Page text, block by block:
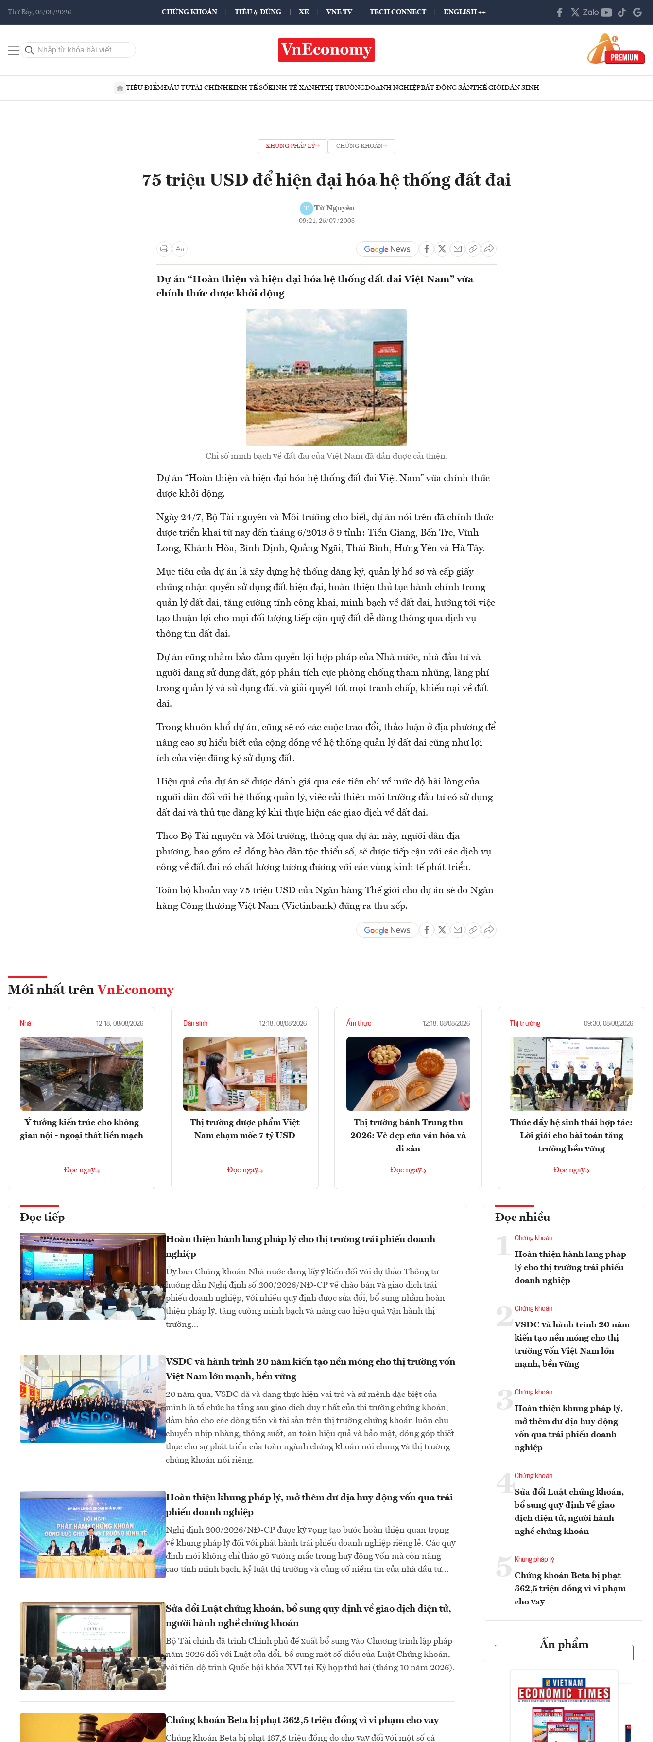
Thứ Bảy, 08/08/2026 CHỨNG KHOÁN TIÊU & DÙNG XE VNE TV TECH CONNECT ENGLISH ++
TIÊU ĐIỂMĐẦU TƯTÀI CHÍNHKINH TẾ SỐKINH TẾ XANHTHỊ TRƯỜNGDOANH NGHIỆPBẤT ĐỘNG SẢNTHẾ GIỚIDÂN SINH
KHUNG PHÁP LÝ CHỨNG KHOÁN
75 triệu USD để hiện đại hóa hệ thống đất đai
T Từ Nguyên
09:21, 25/07/2008
Dự án “Hoàn thiện và hiện đại hóa hệ thống đất đai Việt Nam” vừa
chính thức được khởi động
Chỉ số minh bạch về đất đai của Việt Nam đã dần được cải thiện.
Dự án “Hoàn thiện và hiện đại hóa hệ thống đất đai Việt Nam” vừa chính thức
được khởi động.
Ngày 24/7, Bộ Tài nguyên và Môi trường cho biết, dự án nói trên đã chính thức
được triển khai từ nay đến tháng 6/2013 ở 9 tỉnh: Tiền Giang, Bến Tre, Vĩnh
Long, Khánh Hòa, Bình Định, Quảng Ngãi, Thái Bình, Hưng Yên và Hà Tây.
Mục tiêu của dự án là xây dựng hệ thống đăng ký, quản lý hồ sơ và cấp giấy
chứng nhận quyền sử dụng đất hiện đại, hoàn thiện thủ tục hành chính trong
quản lý đất đai, tăng cường tính công khai, minh bạch về đất đai, hướng tới việc
tạo thuận lợi cho mọi đối tượng tiếp cận quỹ đất dễ dàng thông qua dịch vụ
thông tin đất đai.
Dự án cũng nhằm bảo đảm quyền lợi hợp pháp của Nhà nước, nhà đầu tư và
người đang sử dụng đất, góp phần tích cực phòng chống tham nhũng, lãng phí
trong quản lý và sử dụng đất và giải quyết tốt mọi tranh chấp, khiếu nại về đất
đai.
Trong khuôn khổ dự án, cũng sẽ có các cuộc trao đổi, thảo luận ở địa phương để
nâng cao sự hiểu biết của cộng đồng về hệ thống quản lý đất đai cũng như lợi
ích của việc đăng ký sử dụng đất.
Hiệu quả của dự án sẽ được đánh giá qua các tiêu chí về mức độ hài lòng của
người dân đối với hệ thống quản lý, việc cải thiện môi trường đầu tư có sử dụng
đất đai và thủ tục đăng ký khi thực hiện các giao dịch về đất đai.
Theo Bộ Tài nguyên và Môi trường, thông qua dự án này, người dân địa
phương, bao gồm cả đồng bào dân tộc thiểu số, sẽ được tiếp cận với các dịch vụ
công về đất đai có chất lượng tương đương với các vùng kinh tế phát triển.
Toàn bộ khoản vay 75 triệu USD của Ngân hàng Thế giới cho dự án sẽ do Ngân
hàng Công thương Việt Nam (Vietinbank) đứng ra thu xếp.
Mới nhất trên VnEconomy
Nhà 12:18, 08/08/2026
Ý tưởng kiến trúc cho không
gian nội - ngoại thất liền mạch
Đọc ngay
Dân sinh 12:18, 08/08/2026
Thị trường dược phẩm Việt
Nam chạm mốc 7 tỷ USD
Đọc ngay
Ẩm thực 12:18, 08/08/2026
Thị trường bánh Trung thu
2026: Vẻ đẹp của văn hóa và
di sản
Đọc ngay
Thị trường 09:30, 08/08/2026
Thúc đẩy hệ sinh thái hợp tác:
Lời giải cho bài toán tăng
trưởng bền vững
Đọc ngay
Đọc tiếp
Hoàn thiện hành lang pháp lý cho thị trường trái phiếu doanh
nghiệp
Ủy ban Chứng khoán Nhà nước đang lấy ý kiến đối với dự thảo Thông tư
hướng dẫn Nghị định số 200/2026/NĐ-CP về chào bán và giao dịch trái
phiếu doanh nghiệp, với nhiều quy định được sửa đổi, bổ sung nhằm hoàn
thiện pháp lý, tăng cường minh bạch và nâng cao hiệu quả vận hành thị
trường...
VSDC và hành trình 20 năm kiến tạo nền móng cho thị trường vốn
Việt Nam lớn mạnh, bền vững
20 năm qua, VSDC đã và đang thực hiện vai trò và sứ mệnh đặc biệt của
mình là tổ chức hạ tầng sau giao dịch duy nhất của thị trường chứng khoán,
đảm bảo cho các dòng tiền và tài sản trên thị trường chứng khoán luôn chu
chuyển nhịp nhàng, thông suốt, an toàn hiệu quả và bảo mật, đóng góp thiết
thực cho sự phát triển của toàn ngành chứng khoán nói chung và thị trường
chứng khoán nói riêng.
Hoàn thiện khung pháp lý, mở thêm dư địa huy động vốn qua trái
phiếu doanh nghiệp
Nghị định 200/2026/NĐ-CP được kỳ vọng tạo bước hoàn thiện quan trọng
về khung pháp lý đối với phát hành trái phiếu doanh nghiệp riêng lẻ. Các quy
định mới không chỉ tháo gỡ vướng mắc trong huy động vốn mà còn nâng
cao tính minh bạch, kỷ luật thị trường và củng cố niềm tin của nhà đầu tư...
Sửa đổi Luật chứng khoán, bổ sung quy định về giao dịch điện tử,
người hành nghề chứng khoán
Bộ Tài chính đã trình Chính phủ đề xuất bổ sung vào Chương trình lập pháp
năm 2026 đối với Luật sửa đổi, bổ sung một số điều của Luật Chứng khoán,
với tiến độ trình Quốc hội khóa XVI tại Kỳ họp thứ hai (tháng 10 năm 2026).
Chứng khoán Beta bị phạt 362,5 triệu đồng vì vi phạm cho vay
Chứng khoán Beta bị phạt 187,5 triệu đồng do cho vay đối với một số cá
Đọc nhiều
1 Chứng khoán
Hoàn thiện hành lang pháp
lý cho thị trường trái phiếu
doanh nghiệp
2Chứng khoán
VSDC và hành trình 20 năm
kiến tạo nền móng cho thị
trường vốn Việt Nam lớn
mạnh, bền vững
3 Chứng khoán
Hoàn thiện khung pháp lý,
mở thêm dư địa huy động
vốn qua trái phiếu doanh
nghiệp
4Chứng khoán
Sửa đổi Luật chứng khoán,
bổ sung quy định về giao
dịch điện tử, người hành
nghề chứng khoán
5 Khung pháp lý
Chứng khoán Beta bị phạt
362,5 triệu đồng vì vi phạm
cho vay
Ấn phẩm